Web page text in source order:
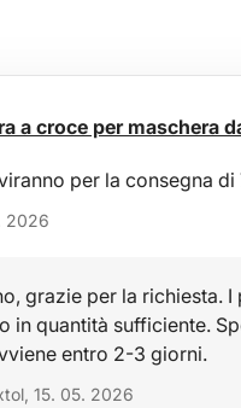
a croce per maschera
per la consegna
2026
grazie per la richiesta.
in quantità sufficiente.
entro 2-3 giorni.
15. 05. 2026